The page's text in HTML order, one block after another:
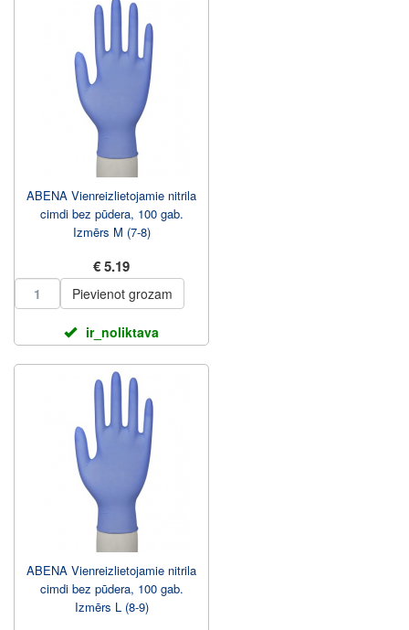
ABENA Vienreizlietojamie nitrila
cimdi bez pūdera, 100 gab.
Izmērs M (7-8)
€ 5.19
Pievienot grozam
ir_noliktava
ABENA Vienreizlietojamie nitrila
cimdi bez pūdera, 100 gab.
Izmērs L (8-9)